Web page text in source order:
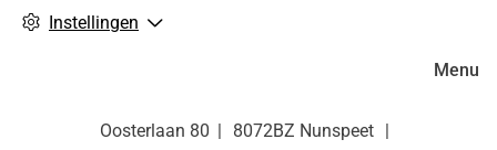
Instellingen
Oosterlaan 80 8072BZ Nunspeet
Menu